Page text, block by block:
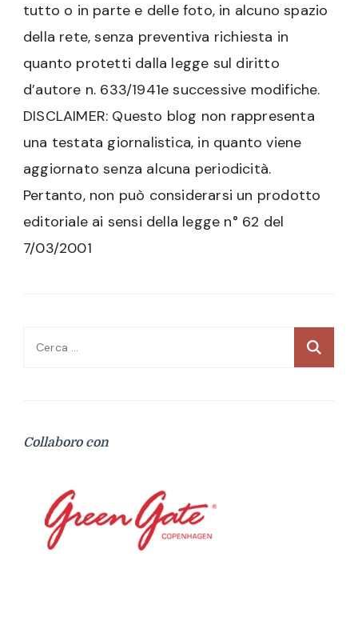
tutto o in parte e delle foto, in alcuno spazio
della rete, senza preventiva richiesta in
quanto protetti dalla legge sul diritto
d’autore n. 633/1941e successive modifiche.
DISCLAIMER: Questo blog non rappresenta
una testata giornalistica, in quanto viene
aggiornato senza alcuna periodicità.
Pertanto, non può considerarsi un prodotto
editoriale ai sensi della legge n° 62 del
7/03/2001
Ricerca
Collaboro con